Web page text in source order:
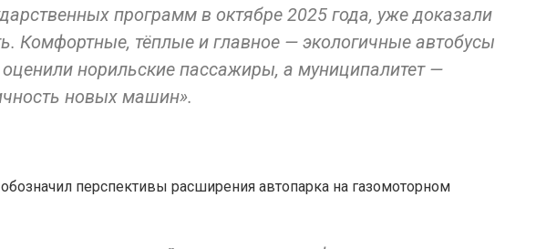
программ в октябре 2025 года, уже доказали
Комфортные, тёплые и главное — экологичные автобусы
оценили норильские пассажиры, а муниципалитет —
новых машин».
перспективы расширения автопарка на газомоторном